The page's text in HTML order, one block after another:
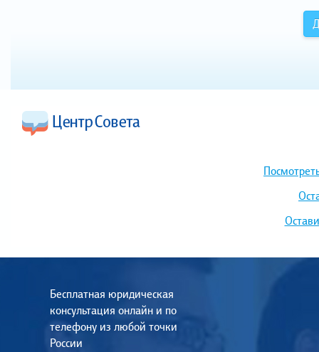
Бесплатная юридическая
консультация онлайн и по
телефону из любой точки
России